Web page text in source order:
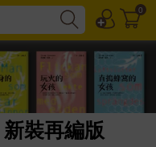
0
新裝再編版